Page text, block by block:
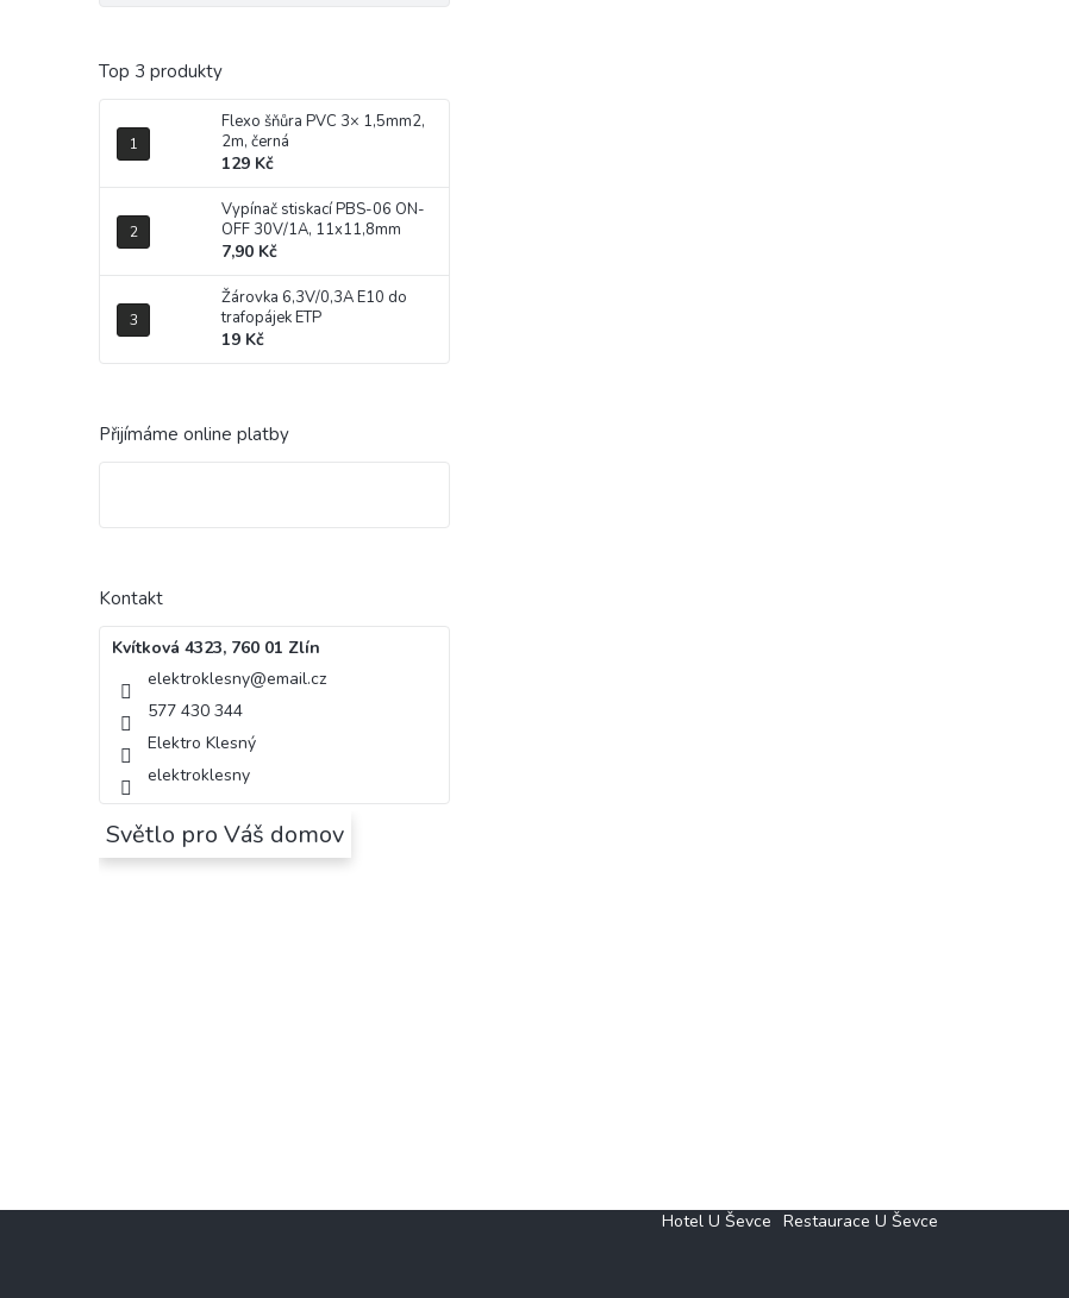
Top 3 produkty
Flexo šňůra PVC 3× 1,5mm2,
2m, černá
129 Kč
Vypínač stiskací PBS-06 ON-
OFF 30V/1A, 11x11,8mm
7,90 Kč
Žárovka 6,3V/0,3A E10 do
trafopájek ETP
19 Kč
Přijímáme online platby
Kontakt
Kvítková 4323, 760 01 Zlín
elektroklesny@email.cz
577 430 344
Elektro Klesný
elektroklesny
Světlo pro Váš domov
Hotel U Ševce Restaurace U Ševce